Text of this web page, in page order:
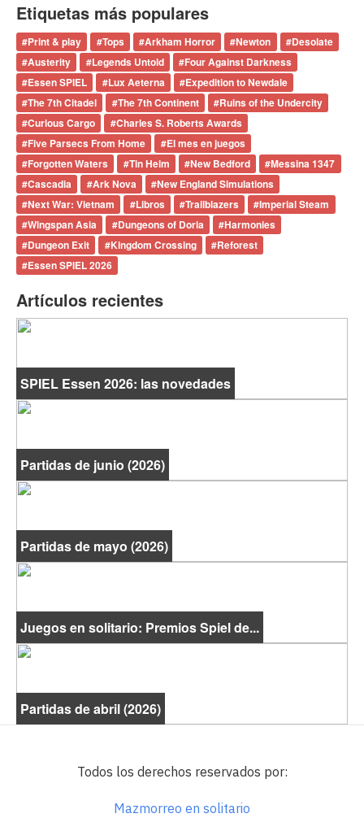
Etiquetas más populares
#Print & play #Tops #Arkham Horror #Newton #Desolate
#Austerity #Legends Untold #Four Against Darkness
#Essen SPIEL #Lux Aeterna #Expedition to Newdale
#The 7th Citadel #The 7th Continent #Ruins of the Undercity
#Curious Cargo #Charles S. Roberts Awards
#Five Parsecs From Home #El mes en juegos
#Forgotten Waters #Tin Helm #New Bedford #Messina 1347
#Cascadia #Ark Nova #New England Simulations
#Next War: Vietnam #Libros #Trailblazers #Imperial Steam
#Wingspan Asia #Dungeons of Doria #Harmonies
#Dungeon Exit #Kingdom Crossing #Reforest
#Essen SPIEL 2026
Artículos recientes
SPIEL Essen 2026: las novedades
Partidas de junio (2026)
Partidas de mayo (2026)
Juegos en solitario: Premios Spiel de...
Partidas de abril (2026)
Todos los derechos reservados por:
Mazmorreo en solitario